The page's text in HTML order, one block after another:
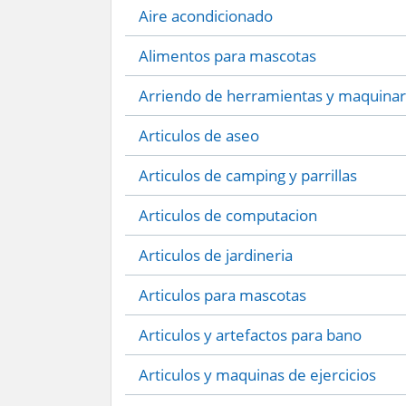
Aire acondicionado
Alimentos para mascotas
Arriendo de herramientas y
Articulos de aseo
Articulos de camping y parrillas
Articulos de computacion
Articulos de jardineria
Articulos para mascotas
Articulos y artefactos para bano
Articulos y maquinas de ejercicios